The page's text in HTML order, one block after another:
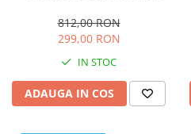
812,00 RON
299,00 RON
IN STOC
ADAUGA IN COS